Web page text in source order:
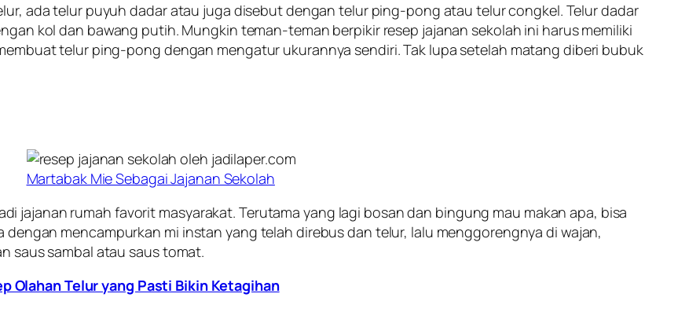
ada telur puyuh dadar atau juga disebut dengan telur ping-pong atau telur congkel. Telur dadar
kol dan bawang putih. Mungkin teman-teman berpikir resep jajanan sekolah ini harus memiliki
telur ping-pong dengan mengatur ukurannya sendiri. Tak lupa setelah matang diberi bubuk
Martabak Mie Sebagai Jajanan Sekolah
jajanan rumah favorit masyarakat. Terutama yang lagi bosan dan bingung mau makan apa, bisa
dengan mencampurkan mi instan yang telah direbus dan telur, lalu menggorengnya di wajan,
saus sambal atau saus tomat.
Olahan Telur yang Pasti Bikin Ketagihan